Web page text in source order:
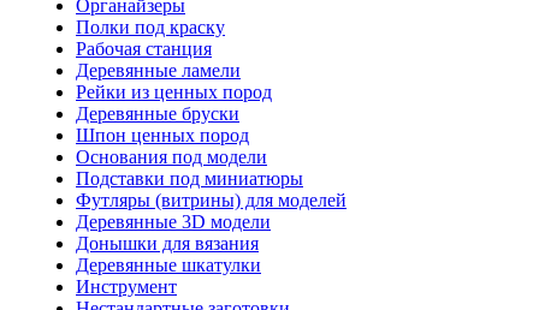
Органайзеры
Полки под краску
Рабочая станция
Деревянные ламели
Рейки из ценных пород
Деревянные бруски
Шпон ценных пород
Основания под модели
Подставки под миниатюры
Футляры (витрины) для моделей
Деревянные 3D модели
Донышки для вязания
Деревянные шкатулки
Инструмент